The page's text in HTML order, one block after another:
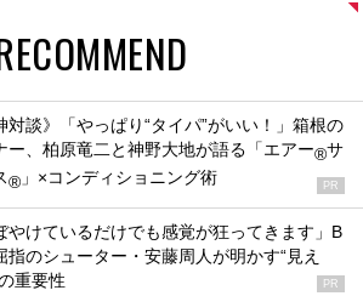
対談》「やっぱり“タイパ”がいい！」箱根の
ー、柏原竜二と神野大地が語る「エアー®サ
® 」×コンディショニング術 PR
やけているだけでも感覚が狂ってきます」B
指のシューター・安藤周人が明かす“見え
重要性
PR